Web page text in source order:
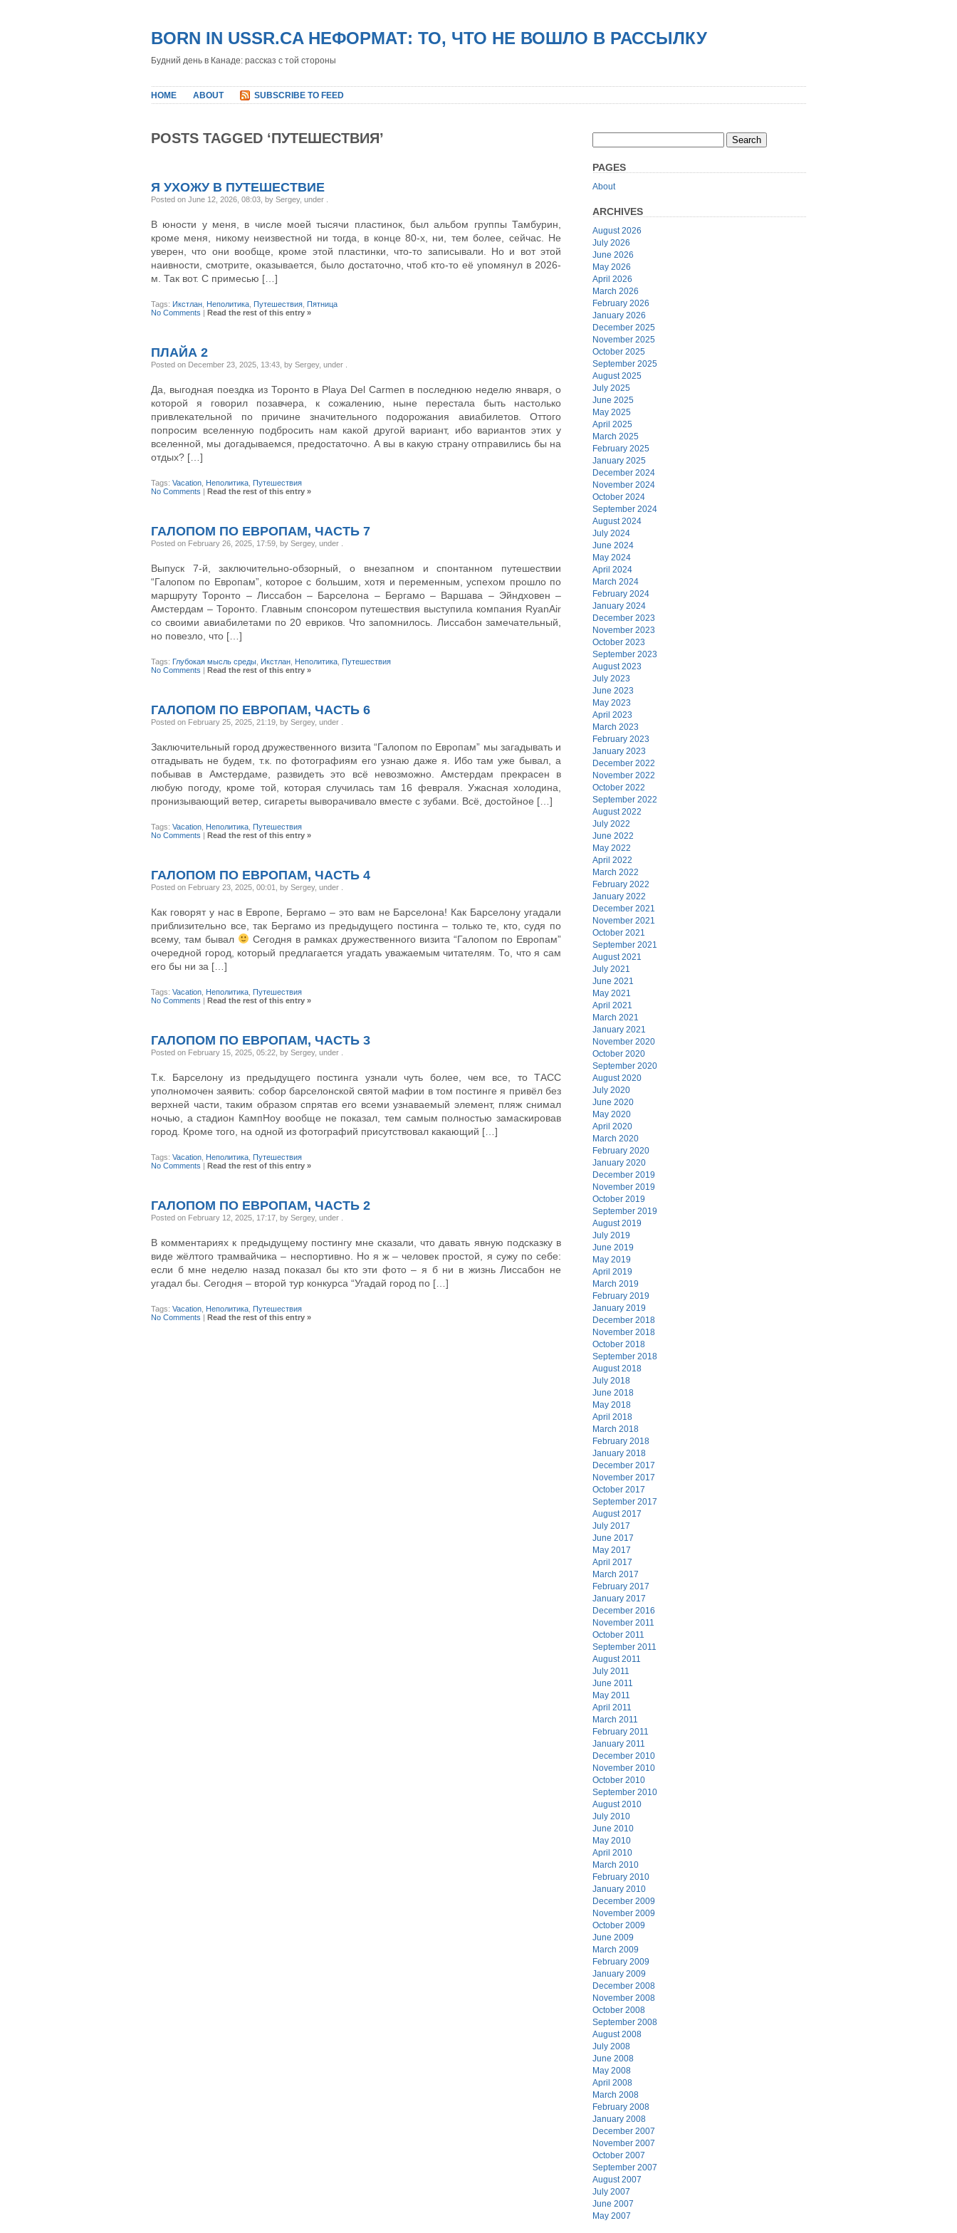
BORN IN USSR.CA НЕФОРМАТ: ТО, ЧТО НЕ ВОШЛО В РАССЫЛКУ
Будний день в Канаде: рассказ с той стороны
HOME ABOUT SUBSCRIBE TO FEED
POSTS TAGGED ‘ПУТЕШЕСТВИЯ’
Я УХОЖУ В ПУТЕШЕСТВИЕ
Posted on June 12, 2026, 08:03, by Sergey, under
В юности у меня, в числе моей тысячи пластинок, был альбом группы Тамбурин,
кроме меня, никому неизвестной ни тогда, в конце 80-х, ни, тем более, сейчас. Не
уверен, что они вообще, кроме этой пластинки, что-то записывали. Но и вот этой
наивности, смотрите, оказывается, было достаточно, чтоб кто-то её упомянул в 2026-
м. Так вот. С примесью […]
Tags: Икстлан Неполитика Путешествия Пятница
No Comments | Read the rest of this entry »
ПЛАЙА 2
Posted on December 23, 2025, 13:43, by Sergey, under
Да, выгодная поездка из Торонто в Playa Del Carmen в последнюю неделю января, о
которой я говорил позавчера, к сожалению, ныне перестала быть настолько
привлекательной по причине значительного подорожания авиабилетов. Оттого
попросим вселенную подбросить нам какой другой вариант, ибо вариантов этих у
вселенной, мы догадываемся, предостаточно. А вы в какую страну отправились бы на
отдых? […]
Tags: Vacation Неполитика Путешествия
No Comments | Read the rest of this entry »
ГАЛОПОМ ПО ЕВРОПАМ, ЧАСТЬ 7
Posted on February 26, 2025, 17:59, by Sergey, under
Выпуск 7-й, заключительно-обзорный, о внезапном и спонтанном путешествии
“Галопом по Европам”, которое с большим, хотя и переменным, успехом прошло по
маршруту Торонто – Лиссабон – Барселона – Бергамо – Варшава – Эйндховен –
Амстердам – Торонто. Главным спонсором путешествия выступила компания RyanAir
со своими авиабилетами по 20 евриков. Что запомнилось. Лиссабон замечательный,
но повезло, что […]
Tags: Глубокая мысль среды Икстлан Неполитика Путешествия
No Comments | Read the rest of this entry »
ГАЛОПОМ ПО ЕВРОПАМ, ЧАСТЬ 6
Posted on February 25, 2025, 21:19, by Sergey, under
Заключительный город дружественного визита “Галопом по Европам” мы загадывать и
отгадывать не будем, т.к. по фотографиям его узнаю даже я. Ибо там уже бывал, а
побывав в Амстердаме, развидеть это всё невозможно. Амстердам прекрасен в
любую погоду, кроме той, которая случилась там 16 февраля. Ужасная холодина,
пронизывающий ветер, сигареты выворачивало вместе с зубами. Всё, достойное […]
Tags: Vacation Неполитика Путешествия
No Comments | Read the rest of this entry »
ГАЛОПОМ ПО ЕВРОПАМ, ЧАСТЬ 4
Posted on February 23, 2025, 00:01, by Sergey, under
Как говорят у нас в Европе, Бергамо – это вам не Барселона! Как Барселону угадали
приблизительно все, так Бергамо из предыдущего постинга – только те, кто, судя по
всему, там бывал
Сегодня в рамках дружественного визита “Галопом по Европам”
очередной город, который предлагается угадать уважаемым читателям. То, что я сам
его бы ни за […]
Tags: Vacation Неполитика Путешествия
No Comments | Read the rest of this entry »
ГАЛОПОМ ПО ЕВРОПАМ, ЧАСТЬ 3
Posted on February 15, 2025, 05:22, by Sergey, under
Т.к. Барселону из предыдущего постинга узнали чуть более, чем все, то ТАСС
уполномочен заявить: собор барселонской святой мафии в том постинге я привёл без
верхней части, таким образом спрятав его всеми узнаваемый элемент, пляж снимал
ночью, а стадион КампНоу вообще не показал, тем самым полностью замаскировав
город. Кроме того, на одной из фотографий присутствовал какающий […]
Tags: Vacation Неполитика Путешествия
No Comments | Read the rest of this entry »
ГАЛОПОМ ПО ЕВРОПАМ, ЧАСТЬ 2
Posted on February 12, 2025, 17:17, by Sergey, under
В комментариях к предыдущему постингу мне сказали, что давать явную подсказку в
виде жёлтого трамвайчика – неспортивно. Но я ж – человек простой, я сужу по себе:
если б мне неделю назад показал бы кто эти фото – я б ни в жизнь Лиссабон не
угадал бы. Сегодня – второй тур конкурса “Угадай город по […]
Tags: Vacation Неполитика Путешествия
No Comments | Read the rest of this entry »
PAGES
About
ARCHIVES
August 2026
July 2026
June 2026
May 2026
April 2026
March 2026
February 2026
January 2026
December 2025
November 2025
October 2025
September 2025
August 2025
July 2025
June 2025
May 2025
April 2025
March 2025
February 2025
January 2025
December 2024
November 2024
October 2024
September 2024
August 2024
July 2024
June 2024
May 2024
April 2024
March 2024
February 2024
January 2024
December 2023
November 2023
October 2023
September 2023
August 2023
July 2023
June 2023
May 2023
April 2023
March 2023
February 2023
January 2023
December 2022
November 2022
October 2022
September 2022
August 2022
July 2022
June 2022
May 2022
April 2022
March 2022
February 2022
January 2022
December 2021
November 2021
October 2021
September 2021
August 2021
July 2021
June 2021
May 2021
April 2021
March 2021
January 2021
November 2020
October 2020
September 2020
August 2020
July 2020
June 2020
May 2020
April 2020
March 2020
February 2020
January 2020
December 2019
November 2019
October 2019
September 2019
August 2019
July 2019
June 2019
May 2019
April 2019
March 2019
February 2019
January 2019
December 2018
November 2018
October 2018
September 2018
August 2018
July 2018
June 2018
May 2018
April 2018
March 2018
February 2018
January 2018
December 2017
November 2017
October 2017
September 2017
August 2017
July 2017
June 2017
May 2017
April 2017
March 2017
February 2017
January 2017
December 2016
November 2011
October 2011
September 2011
August 2011
July 2011
June 2011
May 2011
April 2011
March 2011
February 2011
January 2011
December 2010
November 2010
October 2010
September 2010
August 2010
July 2010
June 2010
May 2010
April 2010
March 2010
February 2010
January 2010
December 2009
November 2009
October 2009
June 2009
March 2009
February 2009
January 2009
December 2008
November 2008
October 2008
September 2008
August 2008
July 2008
June 2008
May 2008
April 2008
March 2008
February 2008
January 2008
December 2007
November 2007
October 2007
September 2007
August 2007
July 2007
June 2007
May 2007